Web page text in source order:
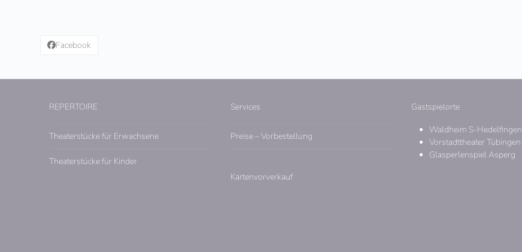
Facebook
REPERTOIRE
Theaterstücke für Erwachsene
Theaterstücke für Kinder
Services
Preise – Vorbestellung
Kartenvorverkauf
Gastspielorte
Waldheim S-Hedelfingen
Vorstadttheater Tübingen
Glasperlenspiel Asperg